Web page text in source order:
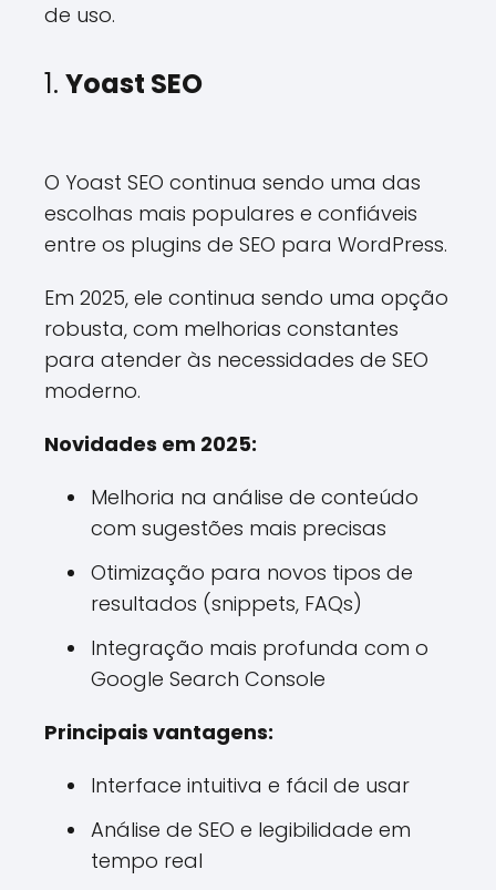
de uso.
1. Yoast SEO
O Yoast SEO continua sendo uma das
escolhas mais populares e confiáveis
entre os plugins de SEO para WordPress.
Em 2025, ele continua sendo uma opção
robusta, com melhorias constantes
para atender às necessidades de SEO
moderno.
Novidades em 2025:
Melhoria na análise de conteúdo
com sugestões mais precisas
Otimização para novos tipos de
resultados (snippets, FAQs)
Integração mais profunda com o
Google Search Console
Principais vantagens:
Interface intuitiva e fácil de usar
Análise de SEO e legibilidade em
tempo real